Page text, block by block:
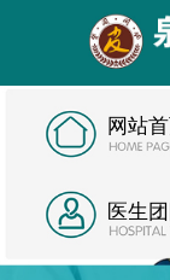
网站
医生